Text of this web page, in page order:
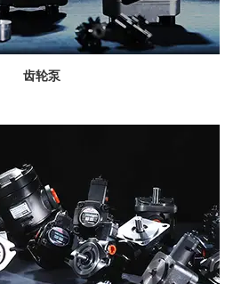
齿轮泵